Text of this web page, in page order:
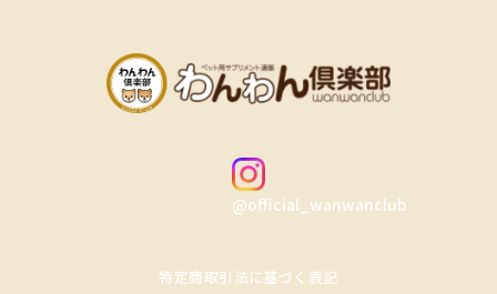
@official_wanwanclub
特定商取引法に基づく表記